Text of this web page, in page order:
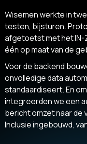
Wisemen werkte in
testen, bijsturen.
afgetoetst met het IN-
één op maat van de
Voor de backend
onvolledige data
standaardiseert. En
integreerden we een
bericht omzet naar de
Inclusie ingebouwd,